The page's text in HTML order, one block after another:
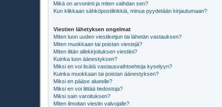
Mikä on arvonimi ja miten vaihdan sen?
Kun klikkaan sähköpostilinkkiä, minua pyydetään kirjautumaan?
Viestien lähetyksen ongelmat
Miten luon uuden viestiketjun tai lähetän vastauksen?
Miten muokkaan tai poistan viestejä?
Miten liitän allekirjoituksen viestiini?
Kuinka luon äänestyksen?
Miksi en voi lisätä vastausvaihtoehtoja kyselyyn?
Kuinka muokkaan tai poistan äänestyksen?
Miksi en pääse alueelle?
Miksi en voi liittää tiedostoja?
Miksi sain varoituksen?
Miten ilmoitan viestin valvojalle?